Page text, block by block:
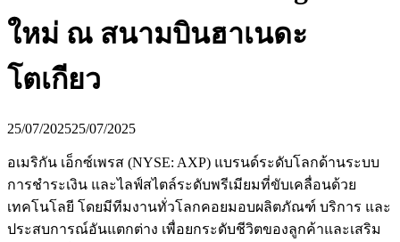
ใหม่ ณ สนามบินฮาเนดะ
โตเกียว
25/07/202525/07/2025
อเมริกัน เอ็กซ์เพรส (NYSE: AXP) แบรนด์ระดับโลกด้านระบบ
การชำระเงิน และไลฟ์สไตล์ระดับพรีเมียมที่ขับเคลื่อนด้วย
เทคโนโลยี โดยมีทีมงานทั่วโลกคอยมอบผลิตภัณฑ์ บริการ และ
ประสบการณ์อันแตกต่าง เพื่อยกระดับชีวิตของลูกค้าและเสริม